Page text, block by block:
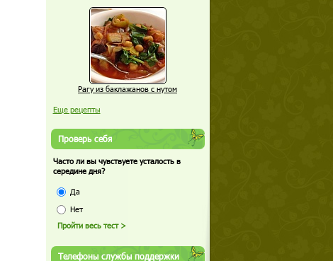
Рагу из баклажанов с нутом
Еще рецепты
Проверь себя
Часто ли вы чувствуете усталость в
середине дня?
Да
Нет
Телефоны службы поддержки